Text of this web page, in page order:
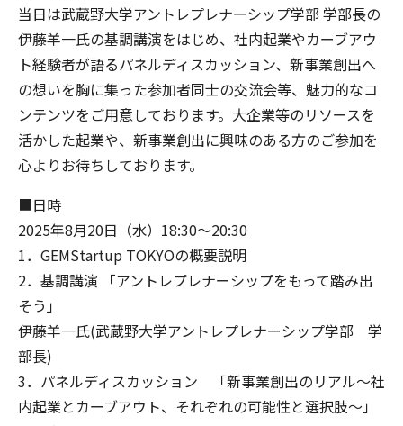
当日は武蔵野大学アントレプレナーシップ学部 学部長の
伊藤羊一氏の基調講演をはじめ、社内起業やカーブアウ
ト経験者が語るパネルディスカッション、新事業創出へ
の想いを胸に集った参加者同士の交流会等、魅力的なコ
ンテンツをご用意しております。大企業等のリソースを
活かした起業や、新事業創出に興味のある方のご参加を
心よりお待ちしております。
■日時
2025年8月20日（水）18:30～20:30
1．GEMStartup TOKYOの概要説明
2．基調講演 「アントレプレナーシップをもって踏み出
そう」
伊藤羊一氏(武蔵野大学アントレプレナーシップ学部 学
部長)
3．パネルディスカッション 「新事業創出のリアル～社
内起業とカーブアウト、それぞれの可能性と選択肢～」